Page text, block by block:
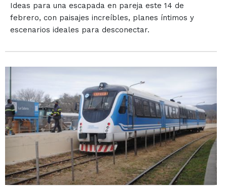
Ideas para una escapada en pareja este 14 de
febrero, con paisajes increíbles, planes íntimos y
escenarios ideales para desconectar.